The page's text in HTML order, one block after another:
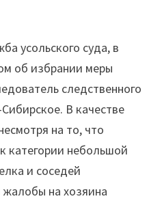
усольского суда, в
об избрании меры
следственного
В качестве
на то, что
категории небольшой
и соседей
жалобы на хозяина